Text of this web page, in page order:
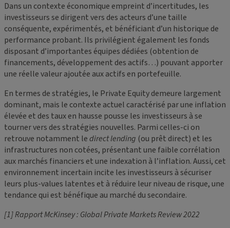
Dans un contexte économique empreint d’incertitudes, les
investisseurs se dirigent vers des acteurs d’une taille
conséquente, expérimentés, et bénéficiant d’un historique de
performance probant. Ils privilégient également les fonds
disposant d’importantes équipes dédiées (obtention de
financements, développement des actifs…) pouvant apporter
une réelle valeur ajoutée aux actifs en portefeuille.
En termes de stratégies, le Private Equity demeure largement
dominant, mais le contexte actuel caractérisé par une inflation
élevée et des taux en hausse pousse les investisseurs à se
tourner vers des stratégies nouvelles. Parmi celles-ci on
retrouve notamment ledirect lending (ou prêt direct) et les
infrastructures non cotées, présentant une faible corrélation
aux marchés financiers et une indexation à l’inflation. Aussi, cet
environnement incertain incite les investisseurs à sécuriser
leurs plus-values latentes et à réduire leur niveau de risque, une
tendance qui est bénéfique au marché du secondaire.
[1] Rapport McKinsey : Global Private Markets Review 2022